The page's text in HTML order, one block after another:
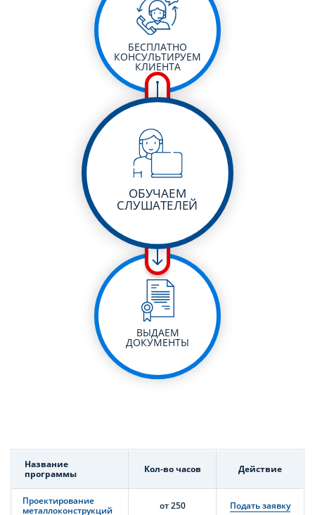
БЕСПЛАТНО
КОНСУЛЬТИРУЕМ
КЛИЕНТА
ОБУЧАЕМ
СЛУШАТЕЛЕЙ
ВЫДАЕМ
ДОКУМЕНТЫ
Название
программы
Кол-во часов Действие
Проектирование
металлоконструкций
от 250 Подать заявку